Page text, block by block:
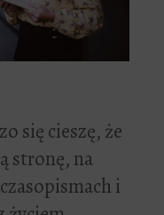
się cieszę, że
stronę, na
i